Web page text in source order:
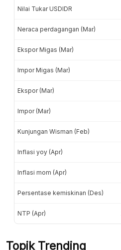
Nilai Tukar USDIDR
Neraca perdagangan (Mar)
Ekspor Migas (Mar)
Impor Migas (Mar)
Ekspor (Mar)
Impor (Mar)
Kunjungan Wisman (Feb)
Inflasi yoy (Apr)
Inflasi mom (Apr)
Persentase kemiskinan (Des)
NTP (Apr)
Topik Trending